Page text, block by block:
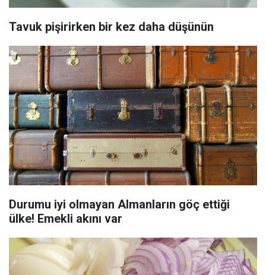
Tavuk pişirirken bir kez daha düşünün
Durumu iyi olmayan Almanların göç ettiği
ülke! Emekli akını var